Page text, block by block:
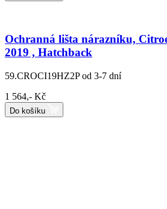
Ochranná lišta nárazníku,
2019 , Hatchback
59.CROCI19HZ2P od 3-7 dní
1 564,- Kč
Do košíku